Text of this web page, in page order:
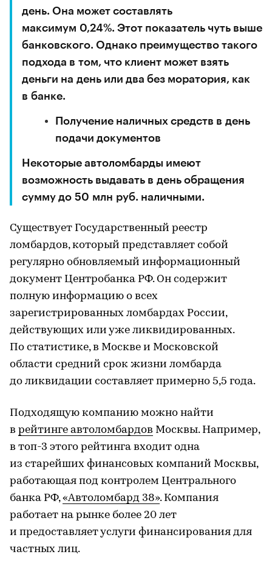
день. Она может составлять
максимум 0,24%. Этот показатель чуть выше
банковского. Однако преимущество такого
подхода в том, что клиент может взять
деньги на день или два без моратория, как
в банке.
Получение наличных средств в день
подачи документов
Некоторые автоломбарды имеют
возможность выдавать в день обращения
сумму до 50 млн руб. наличными.
Существует Государственный реестр
ломбардов, который представляет собой
регулярно обновляемый информационный
документ Центробанка РФ. Он содержит
полную информацию о всех
зарегистрированных ломбардах России,
действующих или уже ликвидированных.
По статистике, в Москве и Московской
области средний срок жизни ломбарда
до ликвидации составляет примерно 5,5 года.
Подходящую компанию можно найти
в рейтинге автоломбардов Москвы. Например,
в топ-3 этого рейтинга входит одна
из старейших финансовых компаний Москвы,
работающая под контролем Центрального
банка РФ,«Автоломбард 38». Компания
работает на рынке более 20 лет
и предоставляет услуги финансирования для
частных лиц.